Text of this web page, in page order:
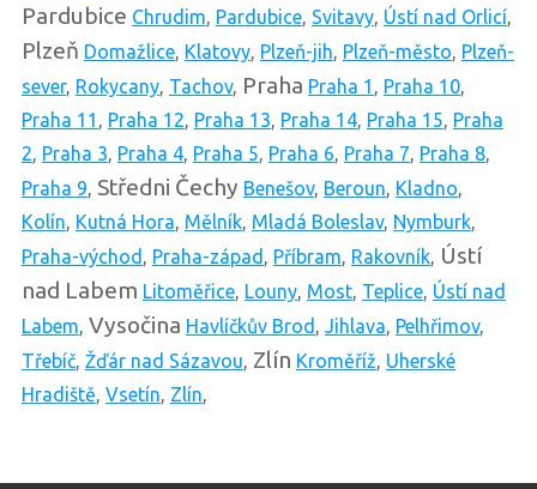
Pardubice Chrudim, Pardubice, Svitavy, Ústí nad Orlicí,
Plzeň Domažlice, Klatovy, Plzeň-jih, Plzeň-město, Plzeň-
sever, Rokycany, Tachov, Praha Praha 1 , Praha 10,
Praha 11 , Praha 12, Praha 13, Praha 14, Praha 15, Praha
2, Praha 3, Praha 4, Praha 5, Praha 6, Praha 7, Praha 8,
Praha 9, Středni Čechy Benešov, Beroun, Kladno,
Kolín, Kutná Hora, Mělník, Mladá Boleslav, Nymburk,
Praha-východ , Praha-západ , Příbram, Rakovník, Ústí
nad Labem Litoměřice, Louny, Most, Teplice, Ústí nad
Labem, Vysočina Havlíčkův Brod , Jihlava, Pelhřimov,
Třebíč, Žďár nad Sázavou, Zlín Kroměříž, Uherské
Hradiště, Vsetín, Zlín,